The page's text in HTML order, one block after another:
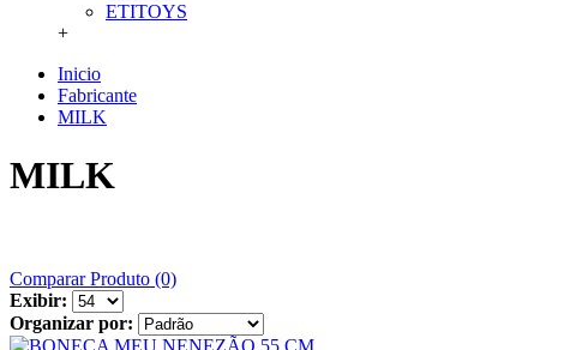
ETITOYS
+
Inicio
Fabricante
MILK
MILK
Comparar Produto (0)
Exibir:
Organizar por: